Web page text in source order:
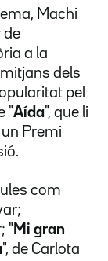
Machi
de
a la
dels
pel
"Aída", que li
Premi
com
" Mi gran
", de Carlota